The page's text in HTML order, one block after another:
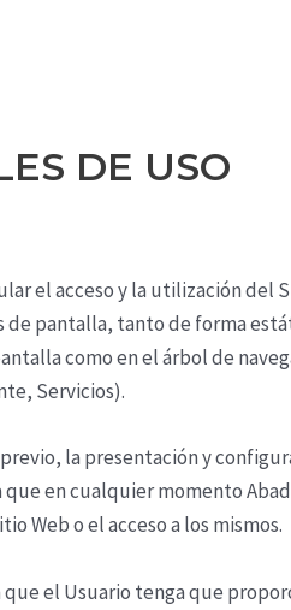
DE USO
el acceso y la utilización del
pantalla, tanto de forma
como en el árbol de
Servicios).
la presentación y
que en cualquier momento
Web o el acceso a los mismos.
el Usuario tenga que